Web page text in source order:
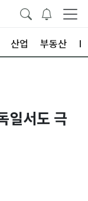
산업 부동산
일서도 극